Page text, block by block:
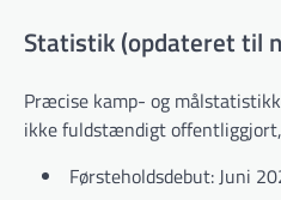
Statistik (opdateret til
Præcise kamp- og
ikke fuldstændigt
Førsteholdsdebut: Juni